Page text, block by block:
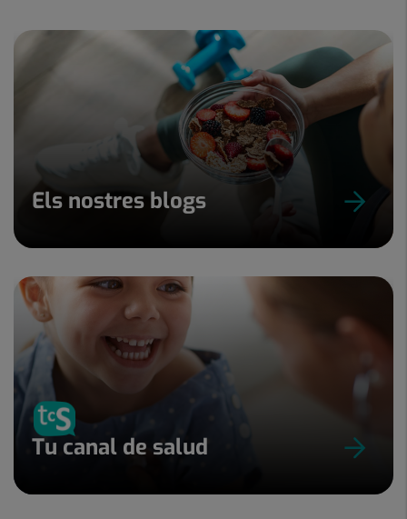
15
Els nostres blogs
Tu canal de salud